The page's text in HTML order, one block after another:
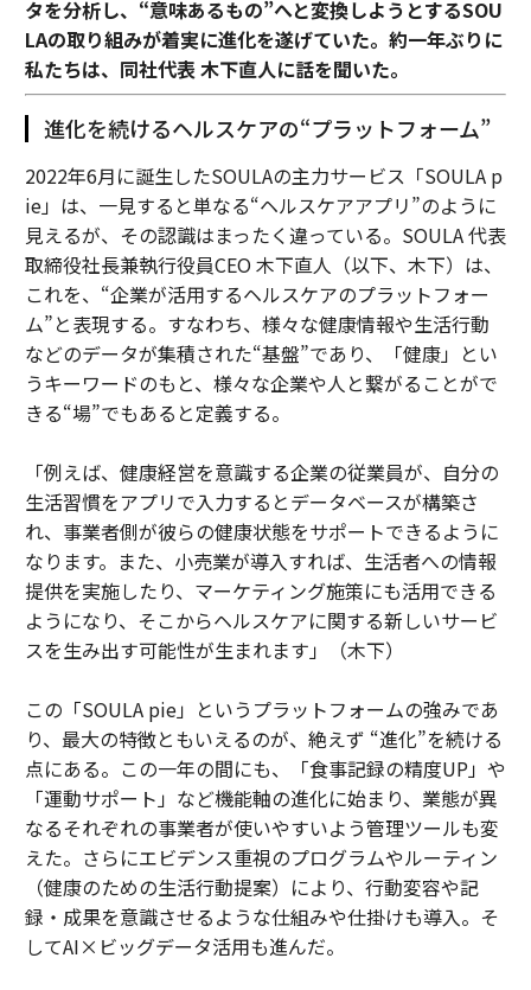
タを分析し、“意味あるもの”へと変換しようとするSOU
LAの取り組みが着実に進化を遂げていた。約一年ぶりに
私たちは、同社代表 木下直人に話を聞いた。
進化を続けるヘルスケアの“プラットフォーム”
2022年6月に誕生したSOULAの主力サービス「SOULA p
ie」は、一見すると単なる“ヘルスケアアプリ”のように
見えるが、その認識はまったく違っている。SOULA 代表
取締役社長兼執行役員CEO 木下直人（以下、木下）は、
これを、“企業が活用するヘルスケアのプラットフォー
ム”と表現する。すなわち、様々な健康情報や生活行動
などのデータが集積された“基盤”であり、「健康」とい
うキーワードのもと、様々な企業や人と繋がることがで
きる“場”でもあると定義する。
「例えば、健康経営を意識する企業の従業員が、自分の
生活習慣をアプリで入力するとデータベースが構築さ
れ、事業者側が彼らの健康状態をサポートできるように
なります。また、小売業が導入すれば、生活者への情報
提供を実施したり、マーケティング施策にも活用できる
ようになり、そこからヘルスケアに関する新しいサービ
スを生み出す可能性が生まれます」（木下）
この「SOULA pie」というプラットフォームの強みであ
り、最大の特徴ともいえるのが、絶えず “進化”を続ける
点にある。この一年の間にも、「食事記録の精度UP」や
「運動サポート」など機能軸の進化に始まり、業態が異
なるそれぞれの事業者が使いやすいよう管理ツールも変
えた。さらにエビデンス重視のプログラムやルーティン
（健康のための生活行動提案）により、行動変容や記
録・成果を意識させるような仕組みや仕掛けも導入。そ
してAI×ビッグデータ活用も進んだ。